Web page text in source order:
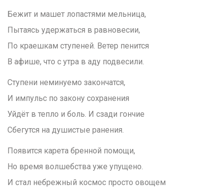
Бежит и машет лопастями мельница,
Пытаясь удержаться в равновесии,
По краешкам ступеней. Ветер пенится
В афише, что с утра в аду подвесили.
Ступени неминуемо закончатся,
И импульс по закону сохранения
Уйдёт в тепло и боль. И сзади гончие
Сбегутся на душистые ранения.
Появится карета бренной помощи,
Но время волшебства уже упущено.
И стал небрежный космос просто овощем